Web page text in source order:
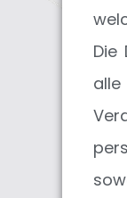
Die